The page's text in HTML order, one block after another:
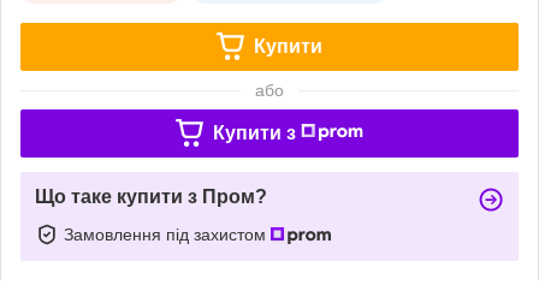
Купити
або
Купити з
Що таке купити з Пром?
Замовлення під захистом